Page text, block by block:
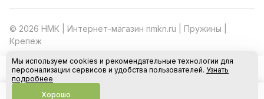
В корзину
© 2026 НМК | Интернет-магазин nmkn.ru | Пружины |
Крепеж
Конфиденциальность Оферта
Мы используем cookies и рекомендательные технологии для
персонализации сервисов и удобства пользователей. Узнать
подробнее
Хорошо